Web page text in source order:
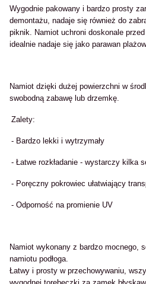
Wygodnie pakowany i bardzo prosty
demontażu, nadaje się również do
piknik. Namiot uchroni doskonale
idealnie nadaje się jako parawan
Namiot dzięki dużej powierzchni w
swobodną zabawę lub drzemkę.
Zalety:
- Bardzo lekki i wytrzymały
- Łatwe rozkładanie - wystarczy kilka
- Poręczny pokrowiec ułatwiający
- Odporność na promienie UV
Namiot wykonany z bardzo mocnego,
namiotu podłoga.
Łatwy i prosty w przechowywaniu,